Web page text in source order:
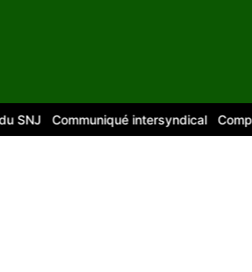
Communiqué intersyndical Compte-